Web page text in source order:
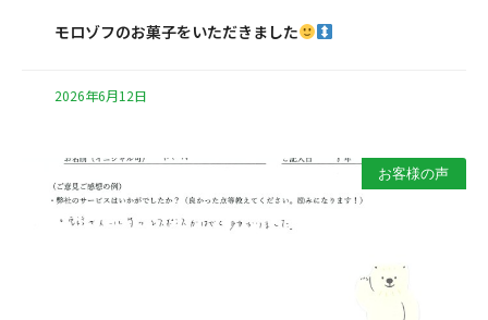
モロゾフのお菓子をいただきました
2026年6月12日
お客様の声